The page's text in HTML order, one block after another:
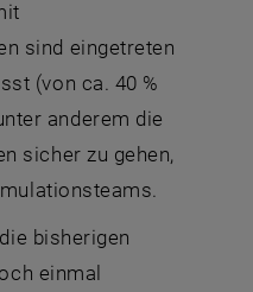
eine externe URL in
sind eingetreten
(von ca. 40 %
anderem die
sicher zu gehen,
bisherigen
einmal